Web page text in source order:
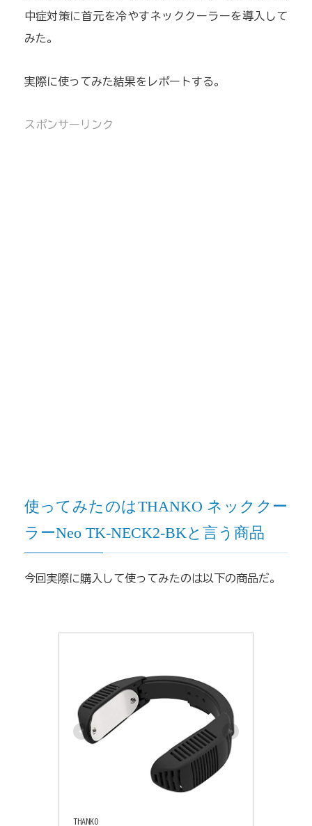
中症対策に首元を冷やすネッククーラーを導入して
みた。
実際に使ってみた結果をレポートする。
スポンサーリンク
使ってみたのはTHANKO ネッククー
ラーNeo TK-NECK2-BKと言う商品
今回実際に購入して使ってみたのは以下の商品だ。
THANKO